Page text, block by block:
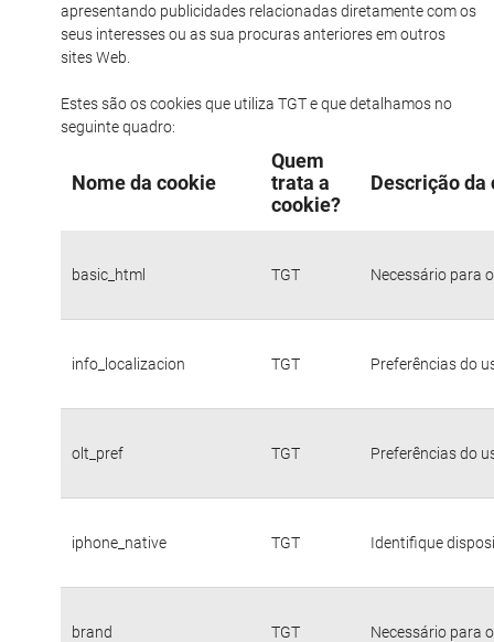
apresentando publicidades relacionadas diretamente com os
seus interesses ou as sua procuras anteriores em outros
sites Web.
Estes são os cookies que utiliza TGT e que detalhamos no
seguinte quadro:
Nome da cookie
Quem
trata a
cookie?
Descrição da
basic_html TGT Necessário para
info_localizacion TGT Preferências do
olt_pref TGT Preferências do
iphone_native TGT Identifique
brand TGT Necessário para